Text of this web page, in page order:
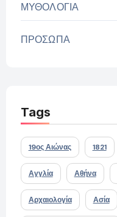
ΜΥΘΟΛΟΓΙΑ
ΠΡΟΣΩΠΑ
Tags
19ος Αιώνας 1821
Αγγλία Αθήνα
Αρχαιολογία Ασία